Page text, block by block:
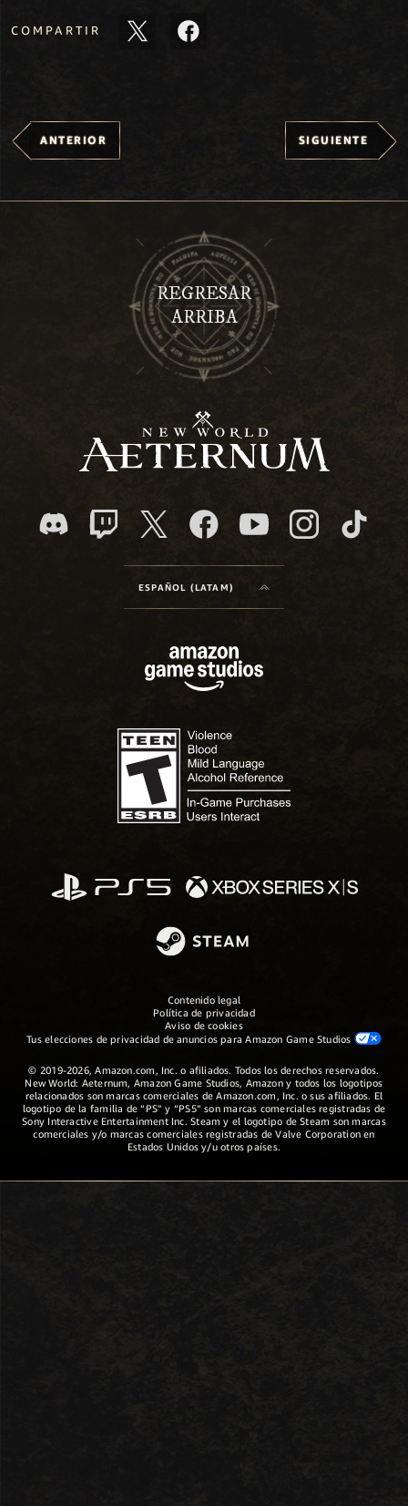
COMPARTIR
ANTERIOR SIGUIENTE
REGRESAR
ARRIBA
ESPAÑOL (LATAM)
Contenido legal
Política de privacidad
Aviso de cookies
Tus elecciones de privacidad de anuncios para Amazon Game Studios
© 2019-2026, Amazon.com, Inc. o afiliados. Todos los derechos reservados.
New World: Aeternum, Amazon Game Studios, Amazon y todos los logotipos
relacionados son marcas comerciales de Amazon.com, Inc. o sus afiliados. El
logotipo de la familia de “PS” y “PS5” son marcas comerciales registradas de
Sony Interactive Entertainment Inc. Steam y el logotipo de Steam son marcas
comerciales y/o marcas comerciales registradas de Valve Corporation en
Estados Unidos y/u otros países.